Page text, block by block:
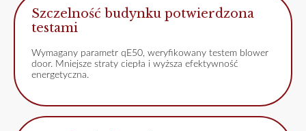
Szczelność budynku potwierdzona
testami
Wymagany parametr qE50, weryfikowany testem blower
door. Mniejsze straty ciepła i wyższa efektywność
energetyczna.